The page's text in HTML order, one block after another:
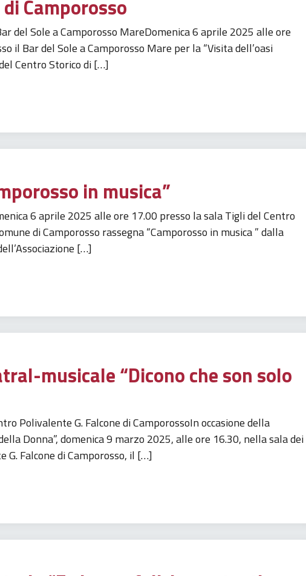
Camporosso
del Sole a Camporosso MareDomenica 6 aprile 2025 alle ore
il Bar del Sole a Camporosso Mare per la “Visita dell’oasi
Centro Storico di […]
in musica”
6 aprile 2025 alle ore 17.00 presso la sala Tigli del Centro
di Camporosso rassegna “Camporosso in musica ” dalla
[…]
musicale “Dicono che son solo
Polivalente G. Falcone di CamporossoIn occasione della
Donna”, domenica 9 marzo 2025, alle ore 16.30, nella sala dei
G. Falcone di Camporosso, il […]